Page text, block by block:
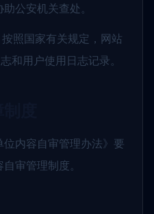
公安机关查处。
照国家有关规定，网站
和用户使用日志记录。
内容自审管理办法》要
审管理制度。